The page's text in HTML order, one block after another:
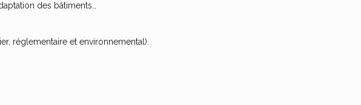
des bâtiments…
réglementaire et environnemental).